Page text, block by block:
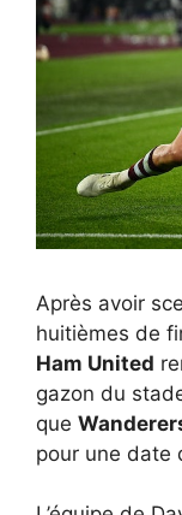
Après avoir
huitièmes de
Ham United
gazon du
que
pour une date